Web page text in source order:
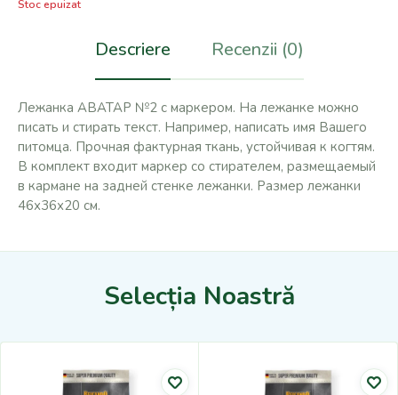
Stoc epuizat
Descriere Recenzii (0)
Лежанка АВАТАР №2 с маркером. На лежанке можно
писать и стирать текст. Например, написать имя Вашего
питомца. Прочная фактурная ткань, устойчивая к когтям.
В комплект входит маркер со стирателем, размещаемый
в кармане на задней стенке лежанки. Размер лежанки
46х36х20 см.
Selecția Noastră